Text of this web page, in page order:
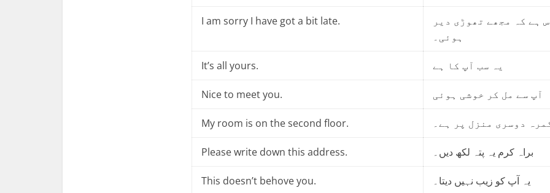
I am sorry I have got a bit late.
ہے کہ مجھے تھوڑی دیر
ہوئی۔
It’s all yours. یہ سب آپ کا ہے
Nice to meet you. آپ سے مل کر خوشی ہوئی
My room is on the second floor. دوسری منزل پر ہے۔
Please write down this address. براہ کرم یہ پتہ لکھ دیں۔
This doesn’t behove you. یہ آپ کو زیب نہیں دیتا۔